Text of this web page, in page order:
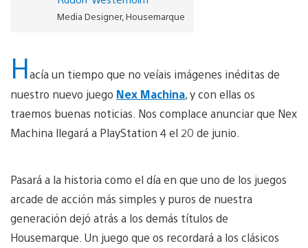
Media Designer, Housemarque
Hacía un tiempo que no veíais imágenes inéditas de
nuestro nuevo juego Nex Machina, y con ellas os
traemos buenas noticias. Nos complace anunciar que Nex
Machina llegará a PlayStation 4 el 20 de junio.
Pasará a la historia como el día en que uno de los juegos
arcade de acción más simples y puros de nuestra
generación dejó atrás a los demás títulos de
Housemarque. Un juego que os recordará a los clásicos